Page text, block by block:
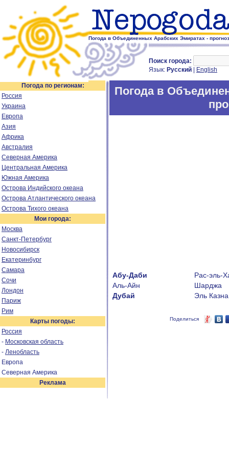
Погода в Объединенных Арабских Эмиратах -
Поиск города:
Язык: Русский English
Погода по регионам:
Россия
Украина
Европа
Азия
Африка
Австралия
Северная Америка
Центральная Америка
Южная Америка
Острова Индийского океана
Острова Атлантического океана
Острова Тихого океана
Мои города:
Москва
Санкт-Петербург
Новосибирск
Екатеринбург
Самара
Сочи
Лондон
Париж
Рим
Карты погоды:
Россия
- Московская область
- Ленобласть
Европа
Северная Америка
Реклама
Погода в
Абу-Даби
Аль-Айн
Дубай
Рас-эль-
Шарджа
Эль Казна
Поделиться